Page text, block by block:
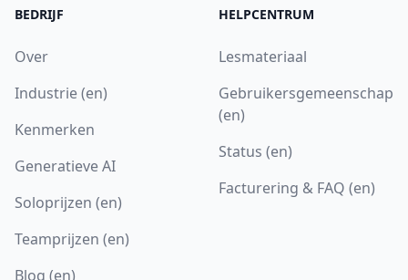
BEDRIJF
Over
Industrie (en)
Kenmerken
Generatieve AI
Soloprijzen (en)
Teamprijzen (en)
Blog (en)
HELPCENTRUM
Lesmateriaal
Gebruikersgemeenschap
(en)
Status (en)
Facturering & FAQ (en)